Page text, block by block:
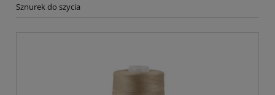
Sznurek do szycia